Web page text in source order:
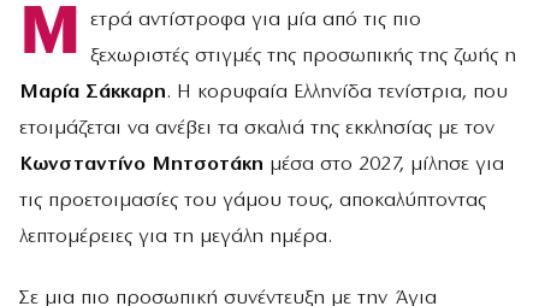
Μ
ετρά αντίστροφα για μία από τις πιο
ξεχωριστές στιγμές της προσωπικής της ζωής η
Μαρία Σάκκαρη. Η κορυφαία Ελληνίδα τενίστρια, που
ετοιμάζεται να ανέβει τα σκαλιά της εκκλησίας με τον
Κωνσταντίνο Μητσοτάκη μέσα στο 2027, μίλησε για
τις προετοιμασίες του γάμου τους, αποκαλύπτοντας
λεπτομέρειες για τη μεγάλη ημέρα.
Σε μια πιο προσωπική συνέντευξη με την Άγια